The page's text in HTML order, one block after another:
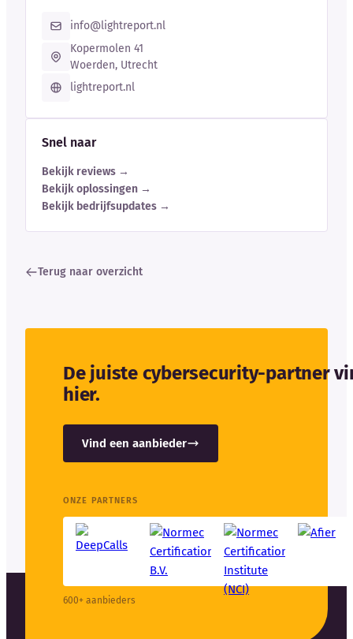
info@lightreport.nl
Kopermolen 41
Woerden, Utrecht
lightreport.nl
Snel naar
Bekijk reviews →
Bekijk oplossingen →
Bekijk bedrijfsupdates →
Terug naar overzicht
De juiste cybersecurity-partner
hier.
Vind een aanbieder
ONZE PARTNERS
600+ aanbieders